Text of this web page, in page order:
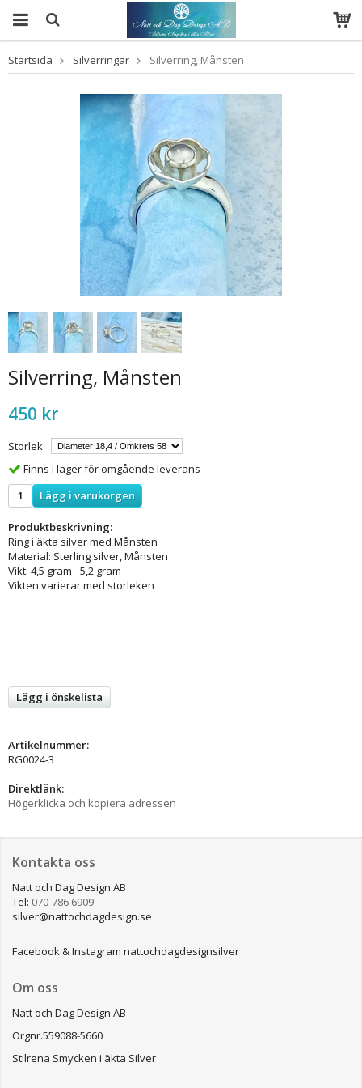
Startsida Silverringar Silverring, Månsten
Silverring, Månsten
450 kr
Storlek
Finns i lager för omgående leverans
Lägg i varukorgen
Produktbeskrivning:
Ring i äkta silver med Månsten
Material: Sterling silver, Månsten
Vikt: 4,5 gram - 5,2 gram
Vikten varierar med storleken
Lägg i önskelista
Artikelnummer:
RG0024-3
Direktlänk:
Högerklicka och kopiera adressen
Kontakta oss
Natt och Dag Design AB
Tel: 070-786 6909
silver@nattochdagdesign.se
Facebook & Instagram nattochdagdesignsilver
Om oss
Natt och Dag Design AB
Orgnr.559088-5660
Stilrena Smycken i äkta Silver